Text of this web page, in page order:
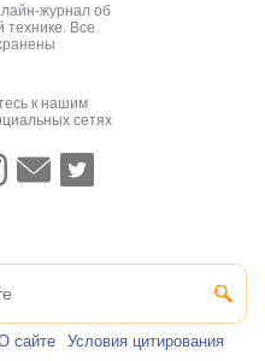
журнал об
технике. Все
к нашим
сетях
сайте
Условия цитирования